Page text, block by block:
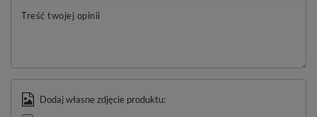
Treść twojej opinii
Dodaj własne zdjęcie produktu: